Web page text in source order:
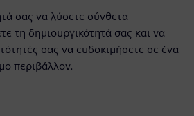
σας να λύσετε σύνθετα
τη δημιουργικότητά σας και να
σας να ευδοκιμήσετε σε ένα
περιβάλλον.